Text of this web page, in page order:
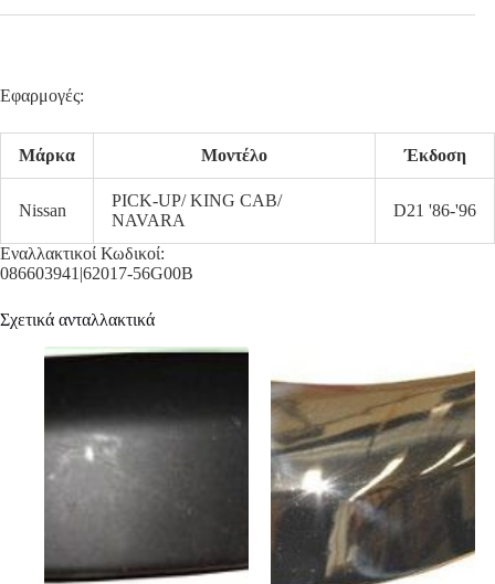
Εφαρμογές:
Μάρκα Μοντέλο Έκδοση
Nissan
PICK-UP/ KING CAB/
NAVARA
D21 '86-'96
Εναλλακτικοί Κωδικοί:
086603941|62017-56G00B
Σχετικά ανταλλακτικά